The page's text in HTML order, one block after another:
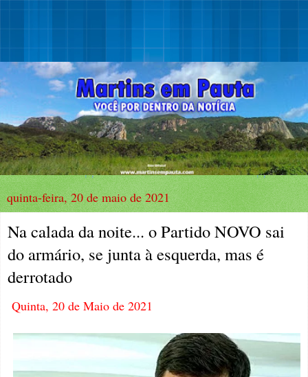
quinta-feira, 20 de maio de 2021
Na calada da noite... o Partido NOVO sai
do armário, se junta à esquerda, mas é
derrotado
Quinta, 20 de Maio de 2021